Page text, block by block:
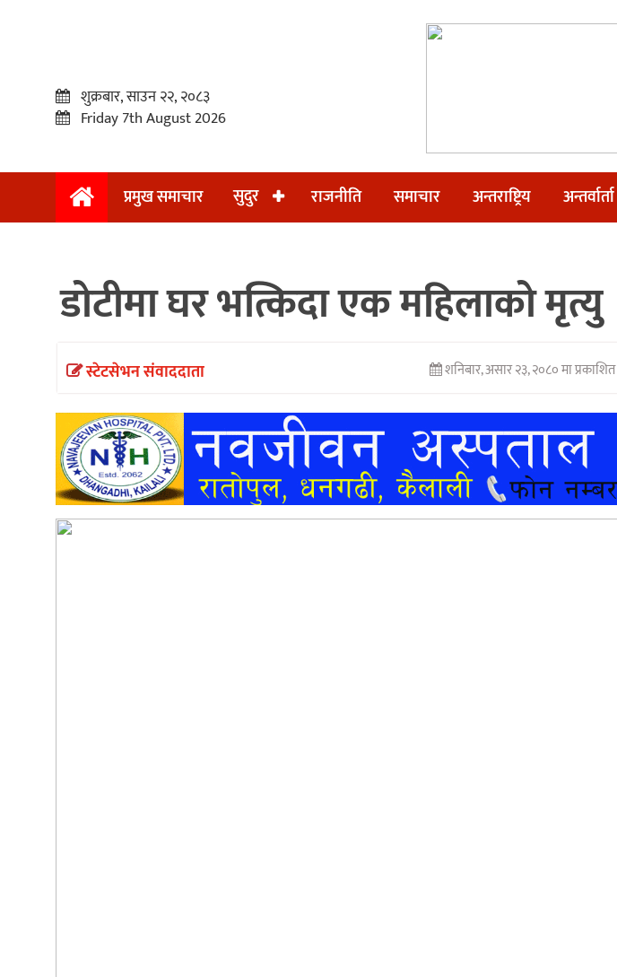
प्रमुख
समाचार
अन्तर्वार्ता
खेलकुद
शुक्रबार, साउन २२, २०८३
Friday 7th August 2026
प्रमुख समाचार सुदुर राजनीति समाचार अन्तराष्ट्रिय अन्तर्वार्ता
डोटीमा घर भत्किदा एक महिलाको मृत्यु
स्टेटसेभन संवाददाता शनिबार, असार २३, २०८० मा प्रकाशित